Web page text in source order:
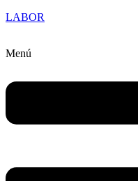
LABOR
Menú